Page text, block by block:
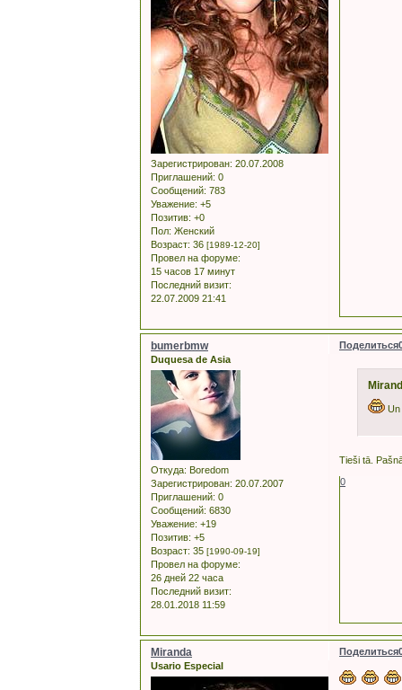
Зарегистрирован: 20.07.2008
Приглашений: 0
Сообщений: 783
Уважение: +5
Позитив: +0
Пол: Женский
Возраст: 36 [1989-12-20]
Провел на форуме:
15 часов 17 минут
Последний визит:
22.07.2009 21:41
Поделиться
bumerbmw
Duquesa de Asia
Откуда: Boredom
Зарегистрирован: 20.07.2007
Приглашений: 0
Сообщений: 6830
Уважение: +19
Позитив: +5
Возраст: 35 [1990-09-19]
Провел на форуме:
26 дней 22 часа
Последний визит:
28.01.2018 11:59
Un
Tieši tā.
0
Поделиться
Miranda
Usario Especial